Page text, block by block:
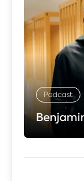
Podcast